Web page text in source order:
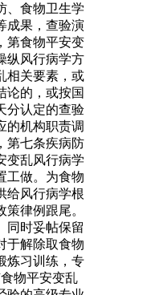
、食物卫生学
成果，查验演
第食物平安变
纵风行病学方
相关要素，或
论的，或按国
分认定的查验
的机构职责调
第七条疾病防
变乱风行病学
工做。为食物
给风行病学根
律例跟尾。
同时妥帖保留
于解除取食物
炼习训练，专
物平安变乱